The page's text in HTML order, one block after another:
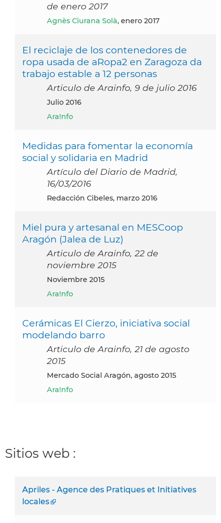
de enero 2017
Agnès Ciurana Solà, enero 2017
El reciclaje de los contenedores de
ropa usada de aRopa2 en Zaragoza da
trabajo estable a 12 personas
Articulo de Arainfo, 9 de julio 2016
julio 2016
Ara!nfo
Medidas para fomentar la economía
social y solidaria en Madrid
Artículo del Diario de Madrid,
16/03/2016
Redacción Cibeles, marzo 2016
Miel pura y artesanal en MESCoop
Aragón (Jalea de Luz)
Articulo de Arainfo, 22 de
noviembre 2015
noviembre 2015
Ara!nfo
Cerámicas El Cierzo, iniciativa social
modelando barro
Articulo de Arainfo, 21 de agosto
2015
Mercado Social Aragón, agosto 2015
Ara!nfo
Sitios web :
Apriles - Agence des Pratiques et Initiatives
locales